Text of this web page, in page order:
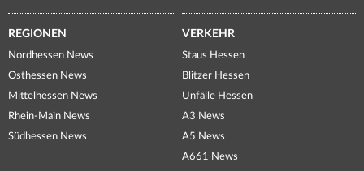
REGIONEN
Nordhessen News
Osthessen News
Mittelhessen News
Rhein-Main News
Südhessen News
VERKEHR
Staus Hessen
Blitzer Hessen
Unfälle Hessen
A3 News
A5 News
A661 News